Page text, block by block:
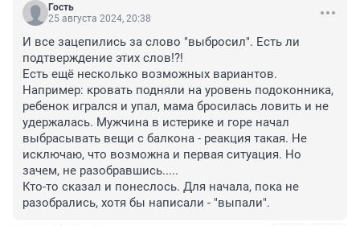
Гость
25 августа 2024, 20:38
И все зацепились за слово "выбросил". Есть ли
подтверждение этих слов!?!
Есть ещё несколько возможных вариантов.
Например: кровать подняли на уровень подоконника,
ребенок игрался и упал, мама бросилась ловить и не
удержалась. Мужчина в истерике и горе начал
выбрасывать вещи с балкона - реакция такая. Не
исключаю, что возможна и первая ситуация. Но
зачем, не разобравшись.....
Кто-то сказал и понеслось. Для начала, пока не
разобрались, хотя бы написали - "выпали".